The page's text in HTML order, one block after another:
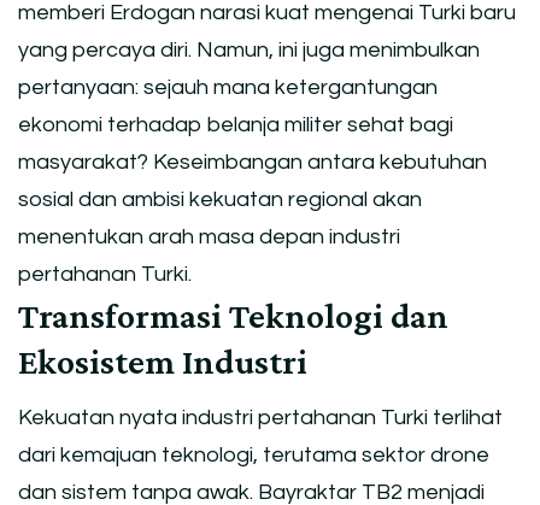
memberi Erdogan narasi kuat mengenai Turki baru
yang percaya diri. Namun, ini juga menimbulkan
pertanyaan: sejauh mana ketergantungan
ekonomi terhadap belanja militer sehat bagi
masyarakat? Keseimbangan antara kebutuhan
sosial dan ambisi kekuatan regional akan
menentukan arah masa depan industri
pertahanan Turki.
Transformasi Teknologi dan
Ekosistem Industri
Kekuatan nyata industri pertahanan Turki terlihat
dari kemajuan teknologi, terutama sektor drone
dan sistem tanpa awak. Bayraktar TB2 menjadi